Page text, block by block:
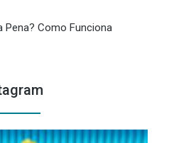
Pena? Como Funciona